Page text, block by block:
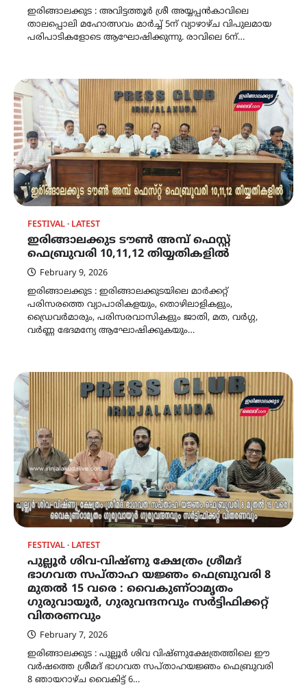
ഇരിങ്ങാലക്കുട : അവിട്ടത്തൂർ ശ്രീ അയ്യപ്പൻകാവിലെ
താലപ്പൊലി മഹോത്സവം മാർച്ച്‌ 5ന് വ്യാഴാഴ്ച വിപുലമായ
പരിപാടികളോടെ ആഘോഷിക്കുന്നു. രാവിലെ 6ന്…
FESTIVAL LATEST
ഇരിങ്ങാലക്കുട ടൗൺ അമ്പ് ഫെസ്റ്റ്
ഫെബ്രുവരി 10,11,12 തിയ്യതികളിൽ
February 9, 2026
ഇരിങ്ങാലക്കുട : ഇരിങ്ങാലക്കുടയിലെ മാർക്കറ്റ്
പരിസരത്തെ വ്യാപാരികളയും, തൊഴിലാളികളും,
ഡ്രൈവർമാരും, പരിസരവാസികളും ജാതി, മത, വർഗ്ഗ,
വർണ്ണ ഭേദമന്യേ ആഘോഷിക്കുകയും…
FESTIVAL LATEST
പുല്ലൂർ ശിവ-വിഷ്ണു ക്ഷേത്രം ശ്രീമദ്
ഭാഗവത സപ്താഹ യജ്ഞം ഫെബ്രുവരി 8
മുതൽ 15 വരെ : വൈകുണ്‌ഠാമൃതം
ഗുരുവായൂർ, ഗുരുവന്ദനവും സർട്ടിഫിക്കറ്റ്
വിതരണവും
February 7, 2026
ഇരിങ്ങാലക്കുട : പുല്ലൂർ ശിവ വിഷ്ണുക്ഷേത്രത്തിലെ ഈ
വർഷത്തെ ശ്രീമദ് ഭാഗവത സപ്താഹയജ്ഞം ഫെബ്രുവരി
8 ഞായറാഴ്ച വൈകിട്ട് 6…